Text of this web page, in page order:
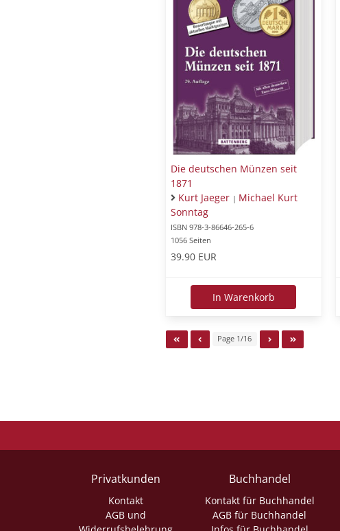
Die deutschen Münzen seit
1871
Kurt Jaeger | Michael Kurt
Sonntag
ISBN 978-3-86646-265-6
1056 Seiten
39.90 EUR
In Warenkorb
Page 1/16
Privatkunden
Kontakt
AGB und
Buchhandel
Kontakt für Buchhandel
AGB für Buchhandel